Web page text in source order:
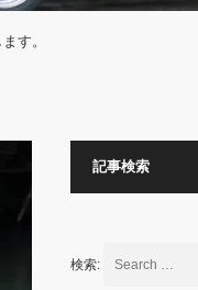
す。
記事検索
検索: